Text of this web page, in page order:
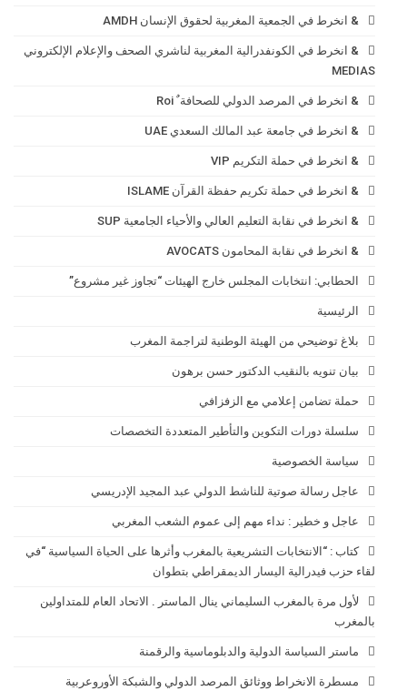
& انخرط في الجمعية المغربية لحقوق الإنسان AMDH
& انخرط في الكونفدرالية المغربية لناشري الصحف والإعلام الإلكتروني
MEDIAS
& انخرط في المرصد الدولي للصحافة ٌ Roi
& انخرط في جامعة عبد المالك السعدي UAE
& انخرط في حملة التكريم VIP
& انخرط في حملة تكريم حفظة القرآن ISLAME
& انخرط في نقابة التعليم العالي والأحياء الجامعية SUP
& انخرط في نقابة المحامون AVOCATS
الحطابي: انتخابات المجلس خارج الهيئات “تجاوز غير مشروع”
الرئيسية
بلاغ توضيحي من الهيئة الوطنية لتراجمة المغرب
بيان تنويه بالنقيب الدكتور حسن برهون
حملة تضامن إعلامي مع الزفزافي
سلسلة دورات التكوين والتأطير المتعددة التخصصات
سياسة الخصوصية
عاجل رسالة صوتية للناشط الدولي عبد المجيد الإدريسي
عاجل و خطير : نداء مهم إلى عموم الشعب المغربي
كتاب : “الانتخابات التشريعية بالمغرب وأثرها على الحياة السياسية “في
لقاء حزب فيدرالية اليسار الديمقراطي بتطوان
لأول مرة بالمغرب السليماني ينال الماستر . الاتحاد العام للمتداولين
بالمغرب
ماستر السياسة الدولية والدبلوماسية والرقمنة
مسطرة الانخراط ووثائق المرصد الدولي والشبكة الأوروعربية